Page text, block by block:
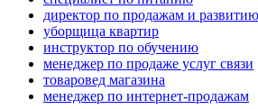
директор по продажам и развитию
уборщица квартир
инструктор по обучению
менеджер по продаже услуг связи
товаровед магазина
менеджер по интернет-продажам